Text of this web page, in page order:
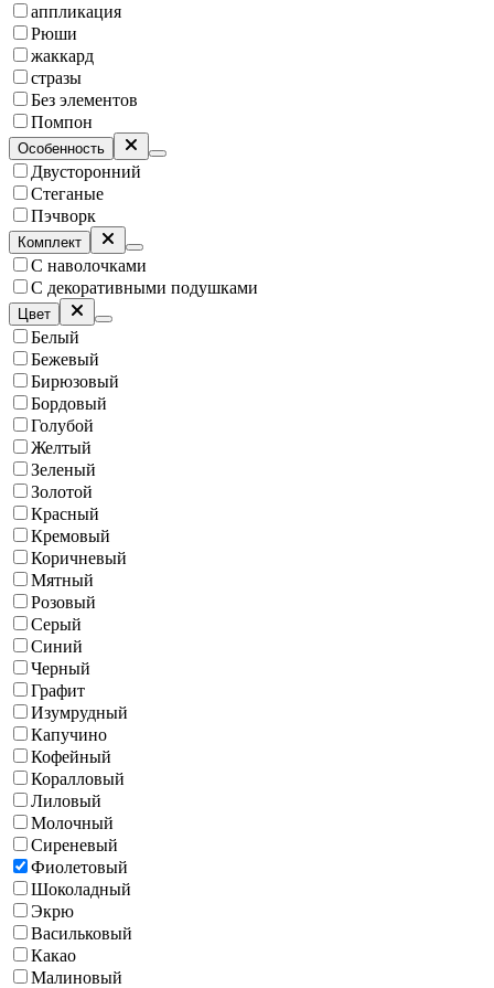
аппликация
Рюши
жаккард
стразы
Без элементов
Помпон
Особенность
Двусторонний
Стеганые
Пэчворк
Комплект
С наволочками
С декоративными подушками
Цвет
Белый
Бежевый
Бирюзовый
Бордовый
Голубой
Желтый
Зеленый
Золотой
Красный
Кремовый
Коричневый
Мятный
Розовый
Серый
Синий
Черный
Графит
Изумрудный
Капучино
Кофейный
Коралловый
Лиловый
Молочный
Сиреневый
Фиолетовый
Шоколадный
Экрю
Васильковый
Какао
Малиновый